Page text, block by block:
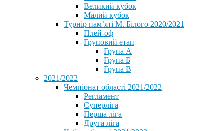
Великий кубок
Малий кубок
Турнір пам’яті М. Білого 2020/2021
Плей-оф
Груповий етап
Група А
Група Б
Група В
2021/2022
Чемпіонат області 2021/2022
Регламент
Суперліга
Перша ліга
Друга ліга